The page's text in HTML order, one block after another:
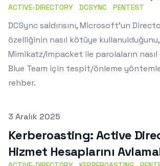
ACTIVE-DIRECTORY DCSYNC PENTEST
DCSync saldırısını, Microsoft’un
özelliğinin nasıl kötüye kullanulduğunu,
Mimikatz/Impacket ile parolaların nasıl
Blue Team için tespit/önleme
rehber.
Published on
3 Aralık 2025
Kerberoasting: Active
Hizmet Hesaplarını